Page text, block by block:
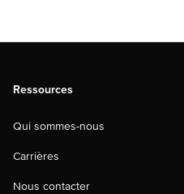
Ressources
Qui sommes-nous
Carrières
Nous contacter